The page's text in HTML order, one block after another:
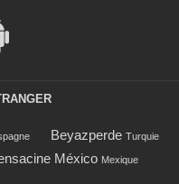
Beyazperde Turquie
México Mexique